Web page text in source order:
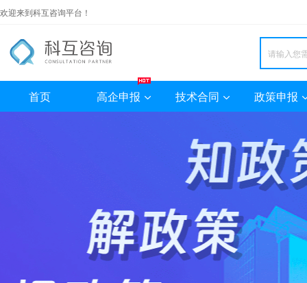
欢迎来到科互咨询平台！
首页 高企申报 技术合同 政策申报